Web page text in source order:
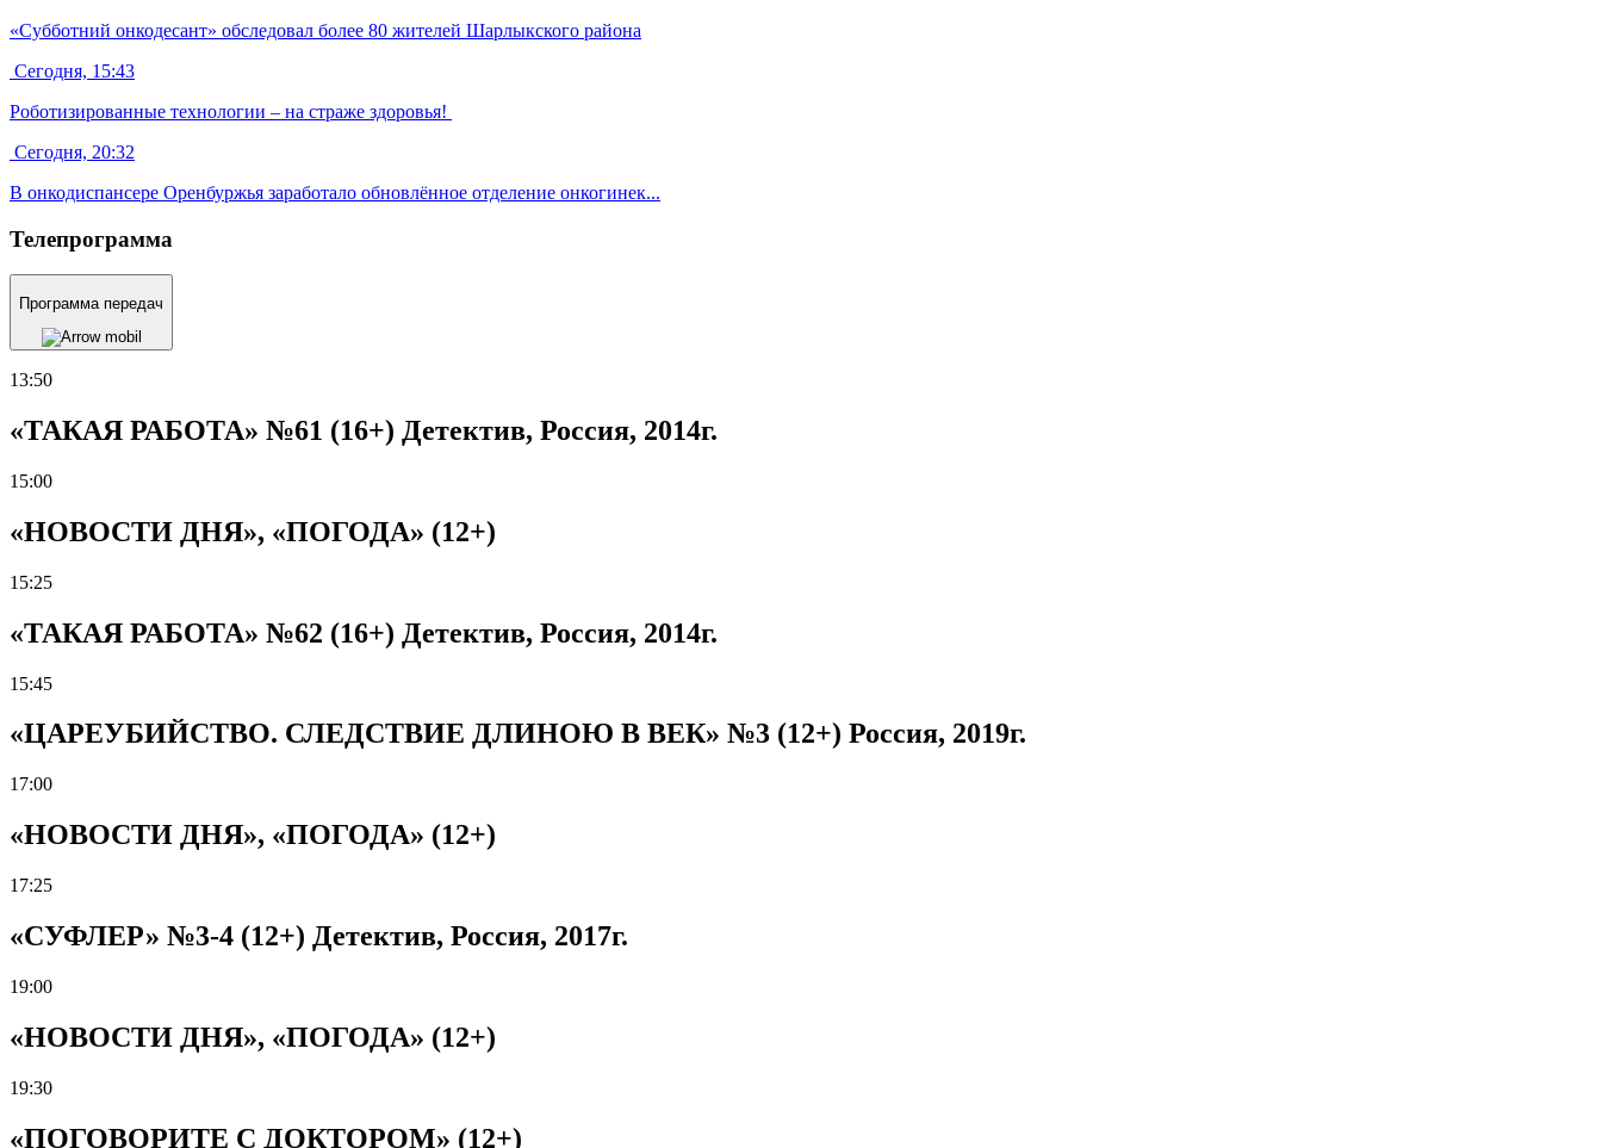
«Субботний онкодесант» обследовал более 80 жителей Шарлыкского района
Сегодня, 15:43
Роботизированные технологии – на страже здоровья!
Сегодня, 20:32
В онкодиспансере Оренбуржья заработало обновлённое отделение онкогинек...
Телепрограмма
Программа передач
13:50
«ТАКАЯ РАБОТА» №61 (16+) Детектив, Россия, 2014г.
15:00
«НОВОСТИ ДНЯ», «ПОГОДА» (12+)
15:25
«ТАКАЯ РАБОТА» №62 (16+) Детектив, Россия, 2014г.
15:45
«ЦАРЕУБИЙСТВО. СЛЕДСТВИЕ ДЛИНОЮ В ВЕК» №3 (12+) Россия, 2019г.
17:00
«НОВОСТИ ДНЯ», «ПОГОДА» (12+)
17:25
«СУФЛЕР» №3-4 (12+) Детектив, Россия, 2017г.
19:00
«НОВОСТИ ДНЯ», «ПОГОДА» (12+)
19:30
«ПОГОВОРИТЕ С ДОКТОРОМ» (12+)